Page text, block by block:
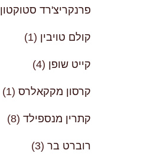
פרנקריצ'רד סטוקטון
קולם טויבין (1)
קייט שופן (4)
קרסון מקקאלרס (1)
קתרין מנספילד (8)
רוברט בר (3)